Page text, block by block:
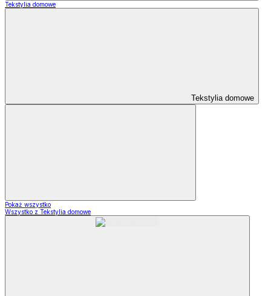
Tekstylia domowe
Tekstylia domowe
Pokaż wszystko
Wszystko z Tekstylia domowe